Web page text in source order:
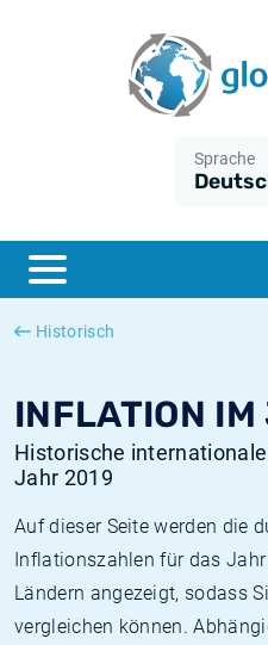
Sprache
Historisch
INFLATION
Historische
Jahr 2019
Auf dieser Seite werden die
Inflationszahlen für das
Ländern angezeigt, sodass
vergleichen können.
ESTER
SONIA
Was ist die VPI-Inflation?
Was ist die HVPI-Inflation?
Deutsche inflation
Europäische inflation
Historische Euribor-Sätze
Historische ESTER-Sätze
Historische SOFR-Sätze
Historische SONIA-Sätze
Inflationsrechner